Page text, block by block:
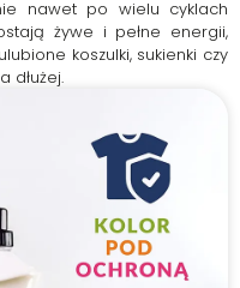
nawet po wielu cyklach
żywe i pełne energii,
koszulki, sukienki czy
dłużej.